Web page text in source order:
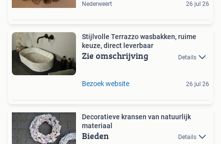
Nederweert 26 jul 26
Stijlvolle Terrazzo wasbakken, ruime
keuze, direct leverbaar
Zie omschrijving Details
Bezoek website 26 jul 26
Decoratieve kransen van natuurlijk
materiaal
Bieden Details